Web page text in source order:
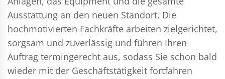
Ausstattung an den neuen Standort. Die
hochmotivierten Fachkräfte arbeiten zielgerichtet,
sorgsam und zuverlässig und führen Ihren
Auftrag termingerecht aus, sodass Sie schon bald
wieder mit der Geschäftstätigkeit fortfahren